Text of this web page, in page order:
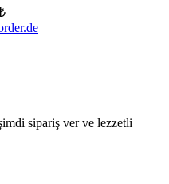
sipariş ver ve lezzetli